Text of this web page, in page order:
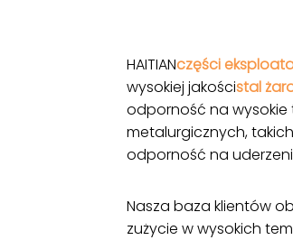
HAITIANczęści
wysokiej jakościstal
odporność na wysokie
metalurgicznych,
odporność na
Nasza baza klientów
zużycie w wysokich